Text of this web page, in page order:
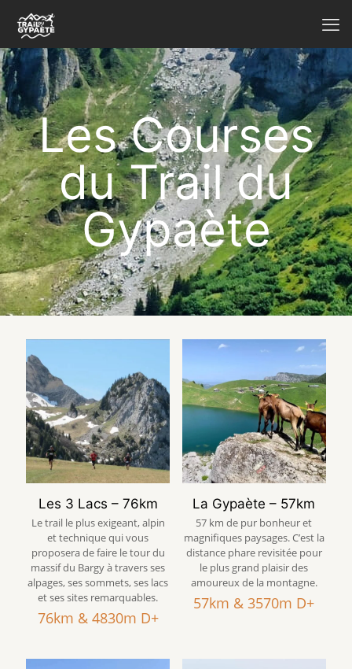
Les Courses
du Trail du
Gypaète
Les 3 Lacs – 76km
Le trail le plus exigeant, alpin
et technique qui vous
proposera de faire le tour du
massif du Bargy à travers ses
alpages, ses sommets, ses lacs
et ses sites remarquables.
76km & 4830m D+
La Gypaète – 57km
57 km de pur bonheur et
magnifiques paysages. C’est la
distance phare revisitée pour
le plus grand plaisir des
amoureux de la montagne.
57km & 3570m D+